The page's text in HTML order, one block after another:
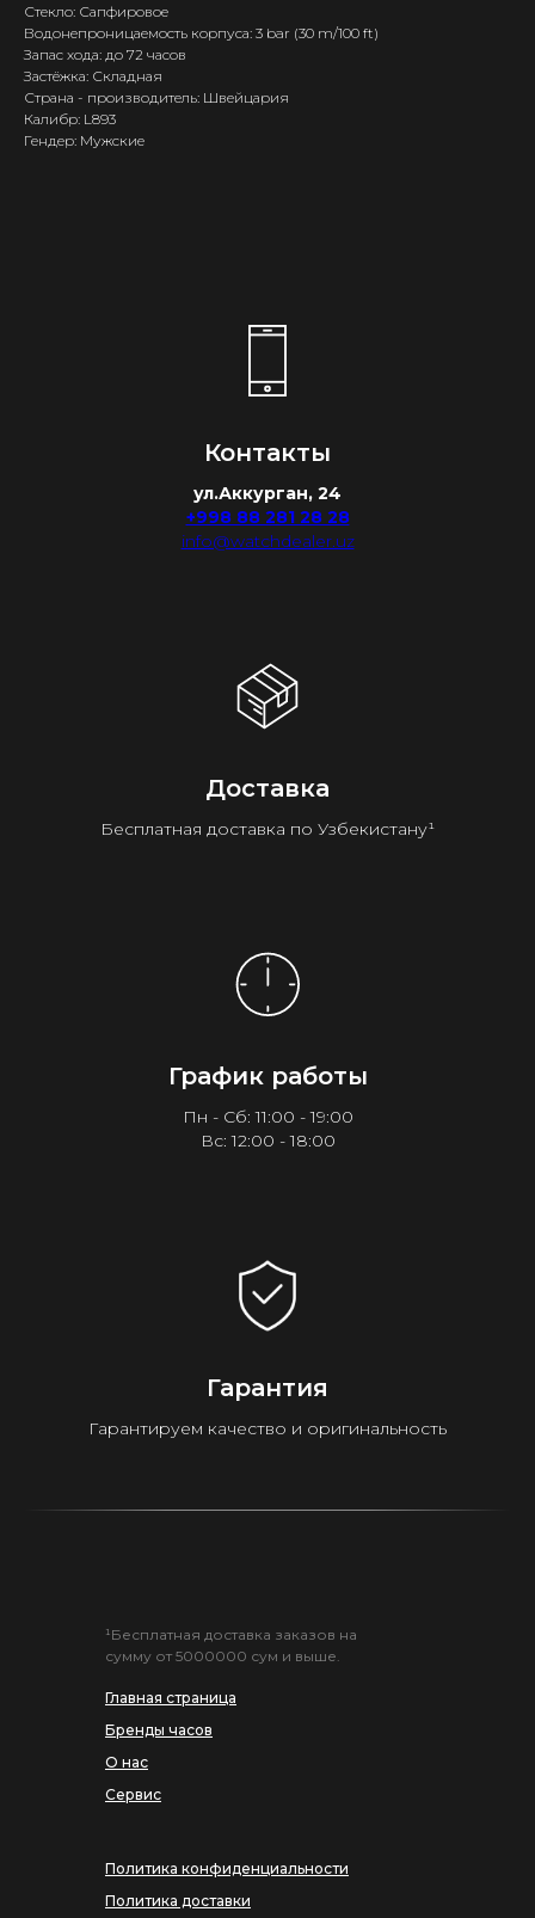
Стекло: Сапфировое
Водонепроницаемость корпуса: 3 bar (30 m/100 ft)
Запас хода: до 72 часов
Застёжка: Складная
Страна - производитель: Швейцария
Калибр: L893
Гендер: Мужские
Контакты
ул.Аккурган, 24
+998 88 281 28 28
info@watchdealer.uz
Доставка
Бесплатная доставка по Узбекистану¹
График работы
Пн - Сб: 11:00 - 19:00
Вс: 12:00 - 18:00
Гарантия
Гарантируем качество и оригинальность
Главная страница
Бренды часов
О нас
Сервис
¹Бесплатная доставка заказов на
сумму от 5000000 сум и выше.
Политика конфиденциальности
Политика доставки